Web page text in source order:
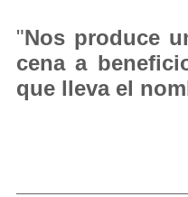
"Nos produce
cena a
que lleva el